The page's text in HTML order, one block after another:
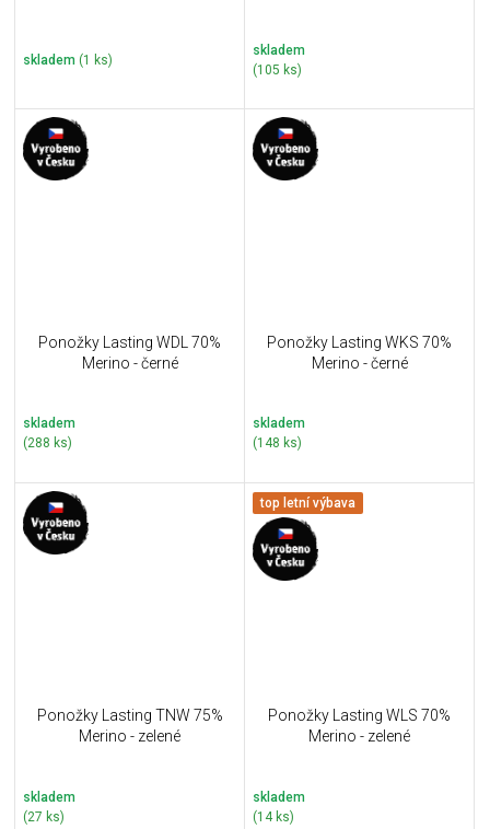
skladem (1 ks)
skladem
(105 ks)
Ponožky Lasting WDL 70%
Merino - černé
skladem
(288 ks)
Ponožky Lasting WKS 70%
Merino - černé
skladem
(148 ks)
Ponožky Lasting TNW 75%
Merino - zelené
skladem
(27 ks)
top letní výbava
Ponožky Lasting WLS 70%
Merino - zelené
skladem
(14 ks)